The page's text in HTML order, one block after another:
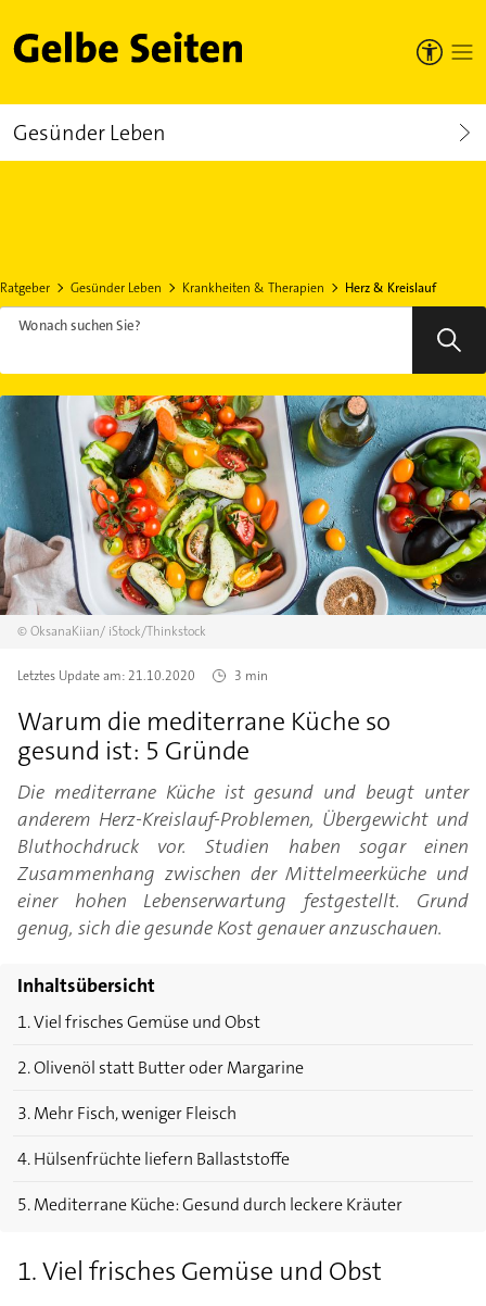
Gelbe Seiten
Gesünder Leben
Ratgeber Gesünder Leben Krankheiten & Therapien Herz & Kreislauf
Wonach suchen Sie?
©OksanaKiian/ iStock/Thinkstock
Letztes Update am:21.10.2020 3 min
Warum die mediterrane Küche so
gesund ist: 5 Gründe
Die mediterrane Küche ist gesund und beugt unter
anderem Herz-Kreislauf-Problemen, Übergewicht und
Bluthochdruck vor. Studien haben sogar einen
Zusammenhang zwischen der Mittelmeerküche und
einer hohen Lebenserwartung festgestellt. Grund
genug, sich die gesunde Kost genauer anzuschauen.
Inhaltsübersicht
1. Viel frisches Gemüse und Obst
2. Olivenöl statt Butter oder Margarine
3. Mehr Fisch, weniger Fleisch
4. Hülsenfrüchte liefern Ballaststoffe
5. Mediterrane Küche: Gesund durch leckere Kräuter
1. Viel frisches Gemüse und Obst